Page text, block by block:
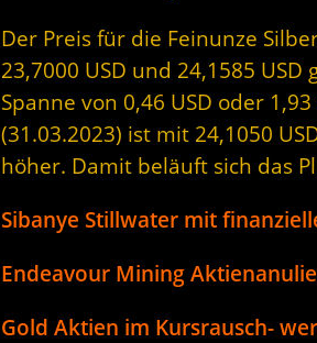
Der Preis für die Feinunze
23,7000 USD und 24,1585
Spanne von 0,46 USD oder
(31.03.2023) ist mit 24,1050
höher. Damit beläuft sich das
Sibanye Stillwater mit
Endeavour Mining
Gold Aktien im Kursrausch-